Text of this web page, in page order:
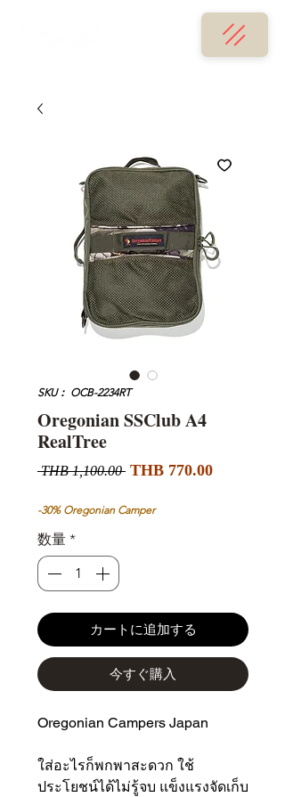
SKU： OCB-2234RT
Oregonian SSClub A4
RealTree
THB 1,100.00 通
価
THB 770.00セ
-30% Oregonian Camper
数量 *
カートに追加する
今すぐ購入
Oregonian Campers Japan
ใส่อะไรก็พกพาสะดวก ใช้
ประโยชน์ได้ไม่รู้จบ แข็งแรงจัดเก็บ